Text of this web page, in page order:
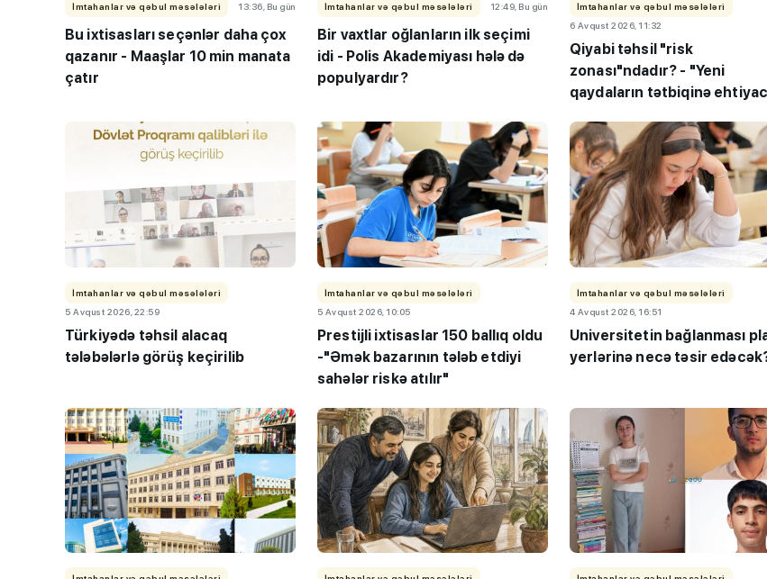
İmtahanlar və qəbul məsələləri 13:36, Bu gün
Bu ixtisasları seçənlər daha çox
qazanır - Maaşlar 10 min manata
çatır
İmtahanlar və qəbul məsələləri 12:49, Bu gün
Bir vaxtlar oğlanların ilk seçimi
idi - Polis Akademiyası hələ də
populyardır?
İmtahanlar və qəbul məsələləri
6 Avqust 2026, 11:32
Qiyabi təhsil "risk
zonası"ndadır? - "Yeni
qaydaların tətbiqinə
İmtahanlar və qəbul məsələləri
5 Avqust 2026, 22:59
Türkiyədə təhsil alacaq
tələbələrlə görüş keçirilib
İmtahanlar və qəbul məsələləri
5 Avqust 2026, 10:05
Prestijli ixtisaslar 150 ballıq oldu
-"Əmək bazarının tələb etdiyi
sahələr riskə atılır"
İmtahanlar və qəbul məsələləri
4 Avqust 2026, 16:51
Universitetin bağlanması
yerlərinə necə təsir